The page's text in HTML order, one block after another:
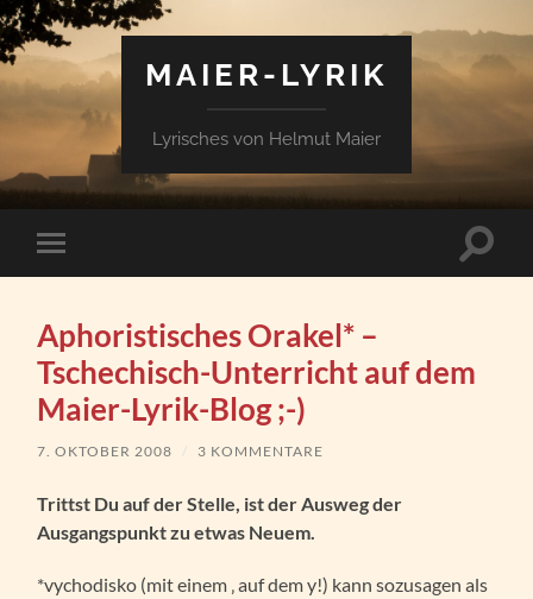
MAIER-LYRIK
Lyrisches von Helmut Maier
Mobile-
Menü
Aphoristisches Orakel* –
Tschechisch-Unterricht auf dem
Maier-Lyrik-Blog ;-)
7. OKTOBER 2008 / 3 KOMMENTARE
Trittst Du auf der Stelle, ist der Ausweg der
Ausgangspunkt zu etwas Neuem.
*vychodisko (mit einem ‚ auf dem y!) kann sozusagen als